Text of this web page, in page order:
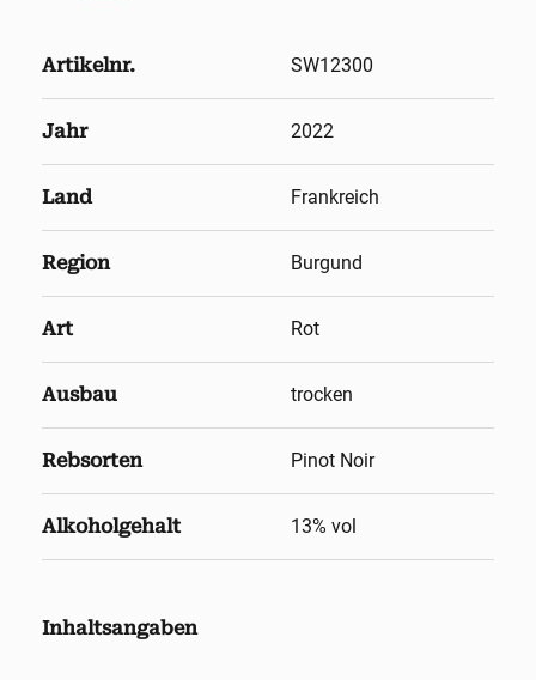
Artikelnr. SW12300
Jahr 2022
Land Frankreich
Region Burgund
Art Rot
Ausbau trocken
Rebsorten Pinot Noir
Alkoholgehalt 13% vol
Inhaltsangaben